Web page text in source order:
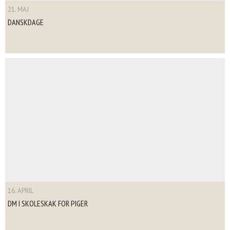
21. MAJ
DANSKDAGE
16. APRIL
DM I SKOLESKAK FOR PIGER